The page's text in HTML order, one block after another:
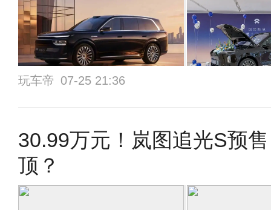
玩车帝 07-25 21:36
30.99万元！岚图追光S预
顶？